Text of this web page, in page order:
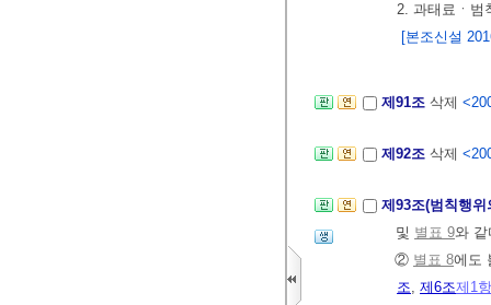
2. 과태료ㆍ범
[본조신설
제91조 삭제
제92조 삭제
제93조(범칙행
및 별표 9와 같
② 별표 8에도
조, 제6조제1항